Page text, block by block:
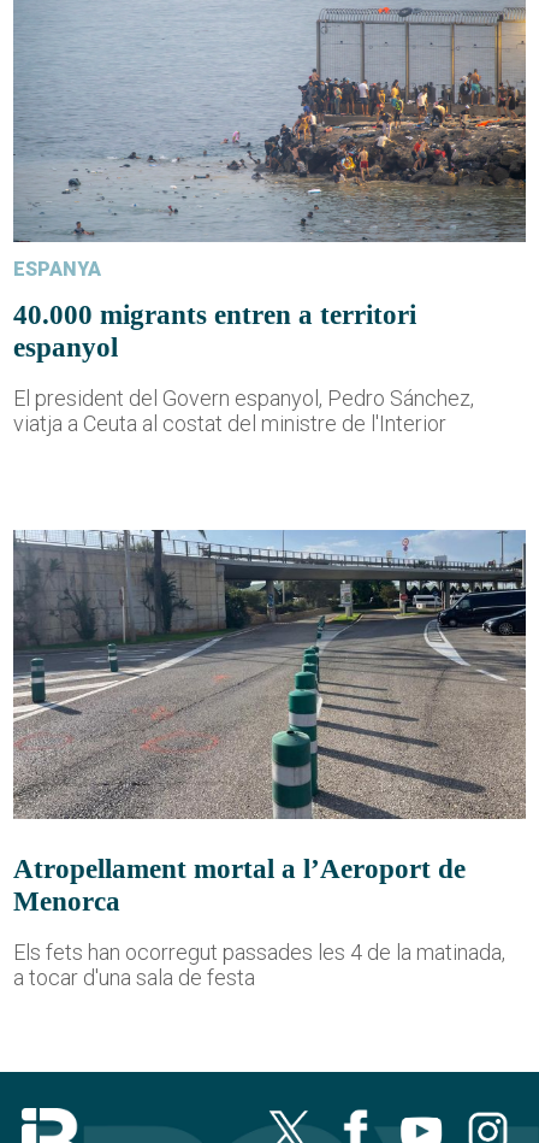
ESPANYA
40.000 migrants entren a territori
espanyol
El president del Govern espanyol, Pedro Sánchez,
viatja a Ceuta al costat del ministre de l'Interior
Atropellament mortal a l’Aeroport de
Menorca
Els fets han ocorregut passades les 4 de la matinada,
a tocar d'una sala de festa